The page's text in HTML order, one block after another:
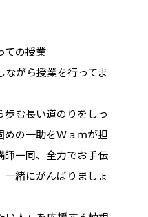
ての授業
がら授業を行ってま
む長い道のりをしっ
の一助をＷａｍが担
師一同、全力でお手伝
緒にがんばりましょ